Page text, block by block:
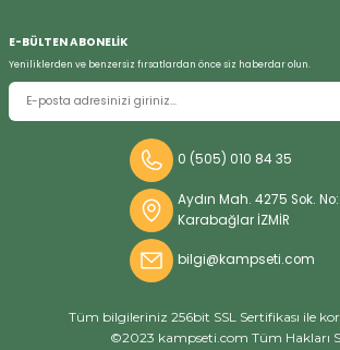
E-BÜLTEN ABONELİK
Yeniliklerden ve benzersiz fırsatlardan önce siz haberdar olun.
0 (505) 010 84 35
Aydın Mah. 4275 Sok.
Karabağlar İZMİR
bilgi@kampseti.com
Tüm bilgileriniz 256bit SSL Sertifikası ile
©2023 kampseti.com Tüm Hakları
Bizi Arayın